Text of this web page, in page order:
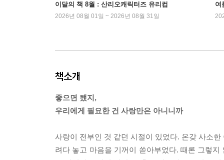
이달의 책 8월 : 산리오캐릭터즈 유리컵
2026년 08월 01일 ~ 2026년 08월 31일
여
책소개
좋으면 됐지,
우리에게 필요한 건 사랑만은 아니니까
사랑이 전부인 것 같던 시절이 있었다. 온갖 사소
려다 놓고 마음을 기꺼이 쏟아부었다. 때론 그렇